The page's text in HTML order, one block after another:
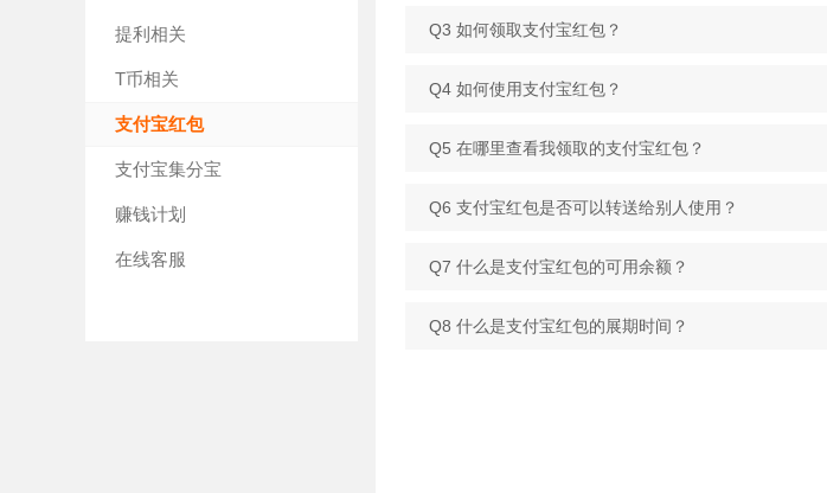
提利相关
T币相关
支付宝红包
支付宝集分宝
赚钱计划
在线客服
Q3 如何领取支付宝红包？
Q4 如何使用支付宝红包？
Q5 在哪里查看我领取的支付宝红包？
Q6 支付宝红包是否可以转送给别人使用？
Q7 什么是支付宝红包的可用余额？
Q8 什么是支付宝红包的展期时间？